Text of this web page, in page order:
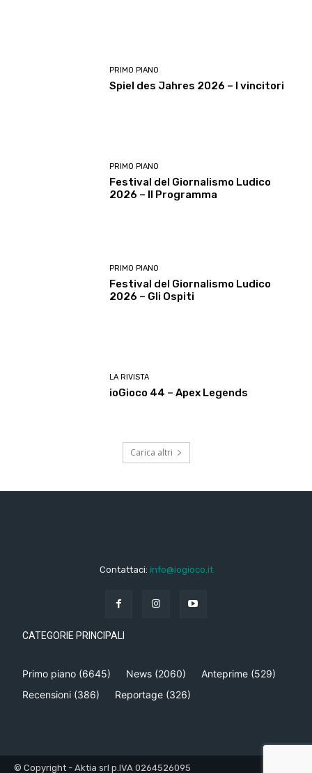
PRIMO PIANO
Spiel des Jahres 2026 – I vincitori
PRIMO PIANO
Festival del Giornalismo Ludico
2026 – Il Programma
PRIMO PIANO
Festival del Giornalismo Ludico
2026 – Gli Ospiti
LA RIVISTA
ioGioco 44 – Apex Legends
Carica altri
Contattaci: info@iogioco.it
CATEGORIE PRINCIPALI
Primo piano (6645) News (2060) Anteprime (529)
Recensioni (386) Reportage (326)
© Copyright - Aktia srl p.IVA 0264526095